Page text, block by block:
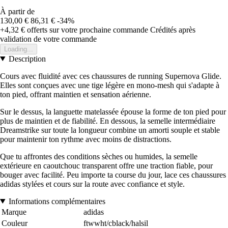
À partir de
130,00 € 86,31 € -34%
+4,32 € offerts sur votre prochaine commande Crédités après
validation de votre commande
Loading...
Description
Cours avec fluidité avec ces chaussures de running Supernova Glide.
Elles sont conçues avec une tige légère en mono-mesh qui s'adapte à
ton pied, offrant maintien et sensation aérienne.
Sur le dessus, la languette matelassée épouse la forme de ton pied pour
plus de maintien et de fiabilité. En dessous, la semelle intermédiaire
Dreamstrike sur toute la longueur combine un amorti souple et stable
pour maintenir ton rythme avec moins de distractions.
Que tu affrontes des conditions sèches ou humides, la semelle
extérieure en caoutchouc transparent offre une traction fiable, pour
bouger avec facilité. Peu importe ta course du jour, lace ces chaussures
adidas stylées et cours sur la route avec confiance et style.
Informations complémentaires
Marque
adidas
Couleur
ftwwht/cblack/halsil